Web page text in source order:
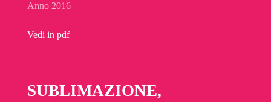
Anno 2016
Vedi in pdf
SUBLIMAZIONE,